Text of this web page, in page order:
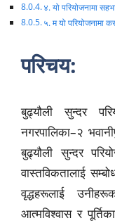
४. यो परियोजनामा
५. म यो परियोजनामा
परिचय:
बुढ्यौली सुन्दर
नगरपालिका–२
बुढ्यौली सुन्दर
वास्तविकतालाई
वृद्धहरूलाई
आत्मविश्वास र